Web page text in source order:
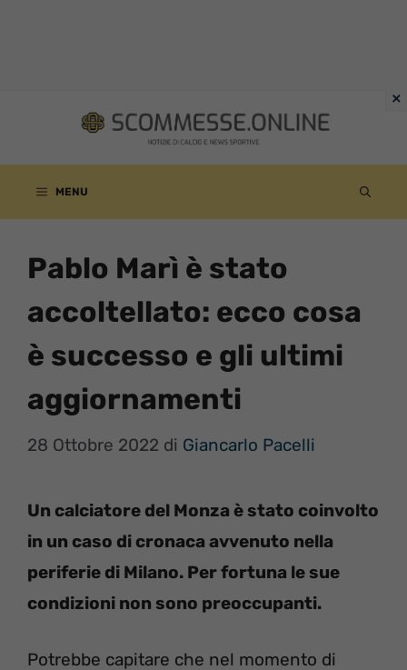
contenuto
MENU
Pablo Marì è stato
accoltellato: ecco cosa
è successo e gli ultimi
aggiornamenti
28 Ottobre 2022 di Giancarlo Pacelli
Un calciatore del Monza è stato coinvolto
in un caso di cronaca avvenuto nella
periferie di Milano. Per fortuna le sue
condizioni non sono preoccupanti.
Potrebbe capitare che nel momento di